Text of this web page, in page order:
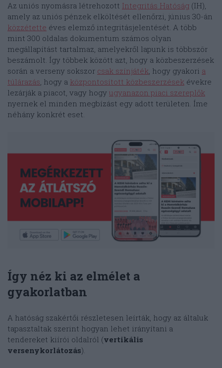
Az uniós nyomásra létrehozott Integritás Hatóság (IH),
amely az uniós pénzek elköltését ellenőrzi, június 30-án
közzétette éves elemző integritásjelentését. A több
mint 300 oldalas dokumentum számos olyan
megállapítást tartalmaz, amelyekről lapunk is többször
beszámolt. Így többek között azt, hogy a közbeszerzések
során a verseny sokszor csak színjáték, hogy gyakori a
túlárazás, hogy a központosított közbeszerzések évekre
lezárják a piacot, vagy hogy ugyanazon piaci szereplők
nyernek el minden megbízást egy adott területen. Íme
néhány konkrét eset.
Így néz ki az elmélet a
gyakorlatban
A hatóság szakértői részletesen leírták, hogy az általuk
tapasztaltak szerint hogyan lehet irányítani a
tendereket kiírói oldalról (vertikális
versenykorlátozás).